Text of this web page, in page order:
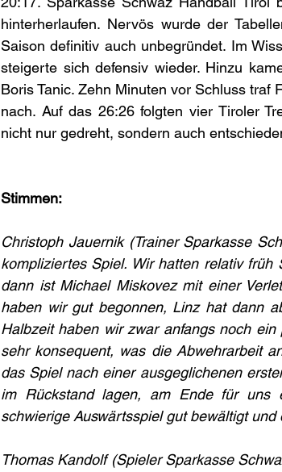
hinterherlaufen. Nervös wurde der
Saison definitiv auch unbegründet. Im
steigerte sich defensiv wieder. Hinzu
Boris Tanic. Zehn Minuten vor Schluss traf
nach. Auf das 26:26 folgten vier Tiroler
nicht nur gedreht, sondern auch
Stimmen:
Christoph Jauernik (Trainer Sparkasse
kompliziertes Spiel. Wir hatten relativ
dann ist Michael Miskovez mit einer
haben wir gut begonnen, Linz hat dann
Halbzeit haben wir zwar anfangs noch
sehr konsequent, was die Abwehrarbeit
das Spiel nach einer ausgeglichenen
im Rückstand lagen, am Ende für uns
schwierige Auswärtsspiel gut bewältigt
Thomas Kandolf (Spieler Sparkasse